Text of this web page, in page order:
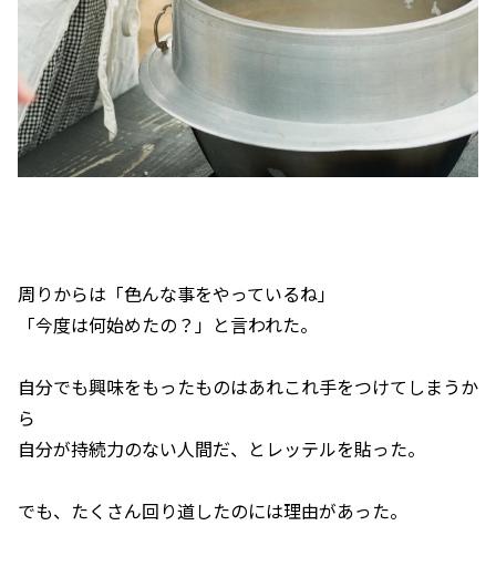
周りからは「色んな事をやっているね」
「今度は何始めたの？」と言われた。
自分でも興味をもったものはあれこれ手をつけてしまうか
ら
自分が持続力のない人間だ、とレッテルを貼った。
でも、たくさん回り道したのには理由があった。